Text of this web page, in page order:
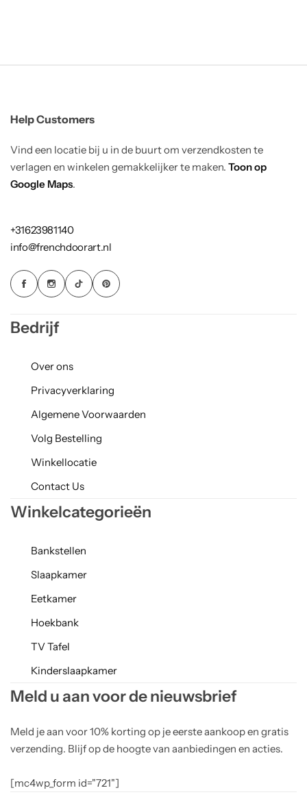
Help Customers
Vind een locatie bij u in de buurt om verzendkosten te
verlagen en winkelen gemakkelijker te maken. Toon op
Google Maps.
+31623981140
info@frenchdoorart.nl
Bedrijf
Over ons
Privacyverklaring
Algemene Voorwaarden
Volg Bestelling
Winkellocatie
Contact Us
Winkelcategorieën
Bankstellen
Slaapkamer
Eetkamer
Hoekbank
TV Tafel
Kinderslaapkamer
Meld u aan voor de nieuwsbrief
Meld je aan voor 10% korting op je eerste aankoop en gratis
verzending. Blijf op de hoogte van aanbiedingen en acties.
[mc4wp_form id="721"]